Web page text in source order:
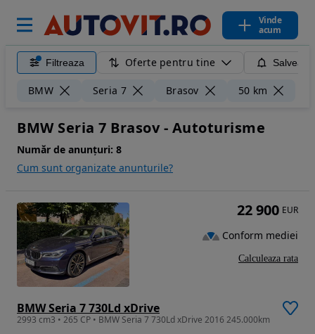
Vinde
acum
Filtreaza Oferte pentru tine
BMW Seria 7 Brasov 50 km
BMW Seria 7 Brasov - Autoturisme
Număr de anunțuri: 8
Cum sunt organizate anunturile?
BMW Seria 7 730Ld xDrive
2993 cm3 • 265 CP • BMW Seria 7 730Ld xDrive 2016 245.000km
22 900 EUR
Conform mediei
Calculeaza rata